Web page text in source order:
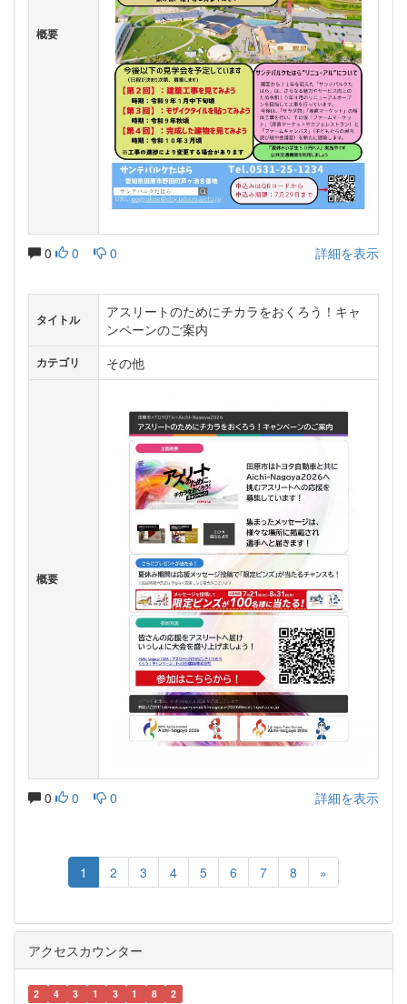
概要
0 0 0 詳細を表示
タイトル
アスリートのためにチカラをおくろう！キャ
ンペーンのご案内
カテゴリ その他
概要
0 0 0 詳細を表示
1 2 3 4 5 6 7 8 »
アクセスカウンター
2 4 3 1 3 1 8 2